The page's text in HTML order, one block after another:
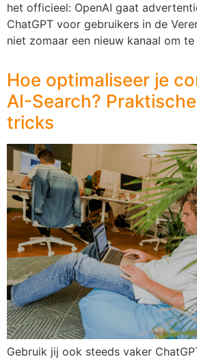
het officieel: OpenAI gaat
ChatGPT voor gebruikers in de
niet zomaar een nieuw kanaal om
Hoe optimaliseer je
AI-Search?
tricks
Gebruik jij ook steeds vaker